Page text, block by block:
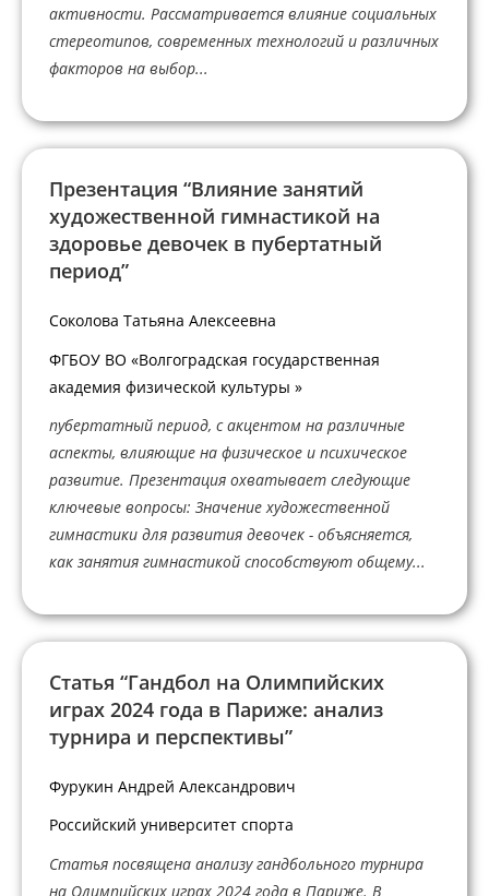
активности. Рассматривается влияние социальных
стереотипов, современных технологий и различных
факторов на выбор...
Презентация “Влияние занятий
художественной гимнастикой на
здоровье девочек в пубертатный
период”
Соколова Татьяна Алексеевна
ФГБОУ ВО «Волгоградская государственная
академия физической культуры »
пубертатный период, с акцентом на различные
аспекты, влияющие на физическое и психическое
развитие. Презентация охватывает следующие
ключевые вопросы: Значение художественной
гимнастики для развития девочек - объясняется,
как занятия гимнастикой способствуют общему...
Статья “Гандбол на Олимпийских
играх 2024 года в Париже: анализ
турнира и перспективы”
Фурукин Андрей Александрович
Российский университет спорта
Статья посвящена анализу гандбольного турнира
на Олимпийских играх 2024 года в Париже. В